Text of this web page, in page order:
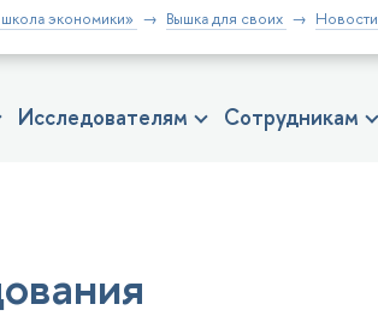
экономики» Вышка для своих
Новости
Исследователям Сотрудникам